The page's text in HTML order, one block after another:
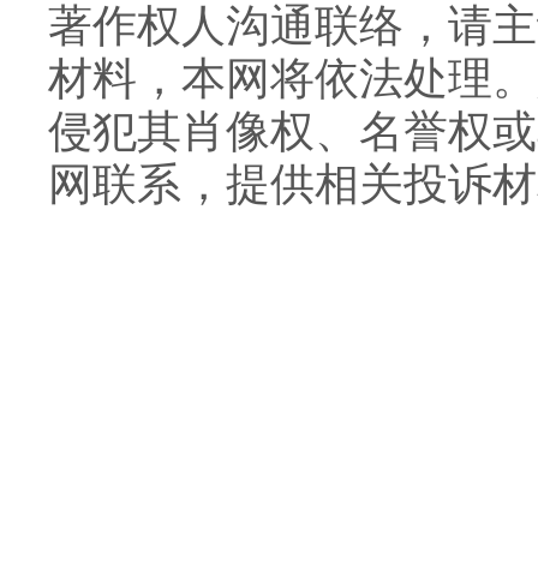
著作权人沟通联络，请
材料，本网将依法处理
侵犯其肖像权、名誉权
网联系，提供相关投诉